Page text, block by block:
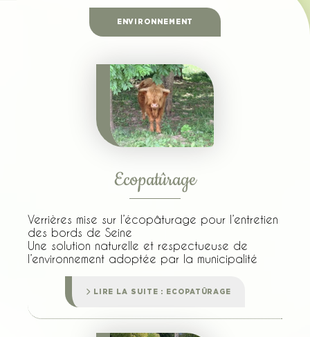
ENVIRONNEMENT
Ecopatûrage
Verrières mise sur l’écopâturage pour l’entretien
des bords de Seine
Une solution naturelle et respectueuse de
l’environnement adoptée par la municipalité
LIRE LA SUITE : ECOPATÛRAGE